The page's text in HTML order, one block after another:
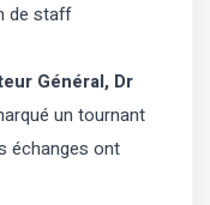
de staff
Général, Dr
un tournant
échanges ont